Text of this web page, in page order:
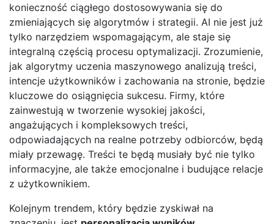
konieczność ciągłego dostosowywania się do
zmieniających się algorytmów i strategii. AI nie jest już
tylko narzędziem wspomagającym, ale staje się
integralną częścią procesu optymalizacji. Zrozumienie,
jak algorytmy uczenia maszynowego analizują treści,
intencje użytkowników i zachowania na stronie, będzie
kluczowe do osiągnięcia sukcesu. Firmy, które
zainwestują w tworzenie wysokiej jakości,
angażujących i kompleksowych treści,
odpowiadających na realne potrzeby odbiorców, będą
miały przewagę. Treści te będą musiały być nie tylko
informacyjne, ale także emocjonalne i budujące relacje
z użytkownikiem.
Kolejnym trendem, który będzie zyskiwał na